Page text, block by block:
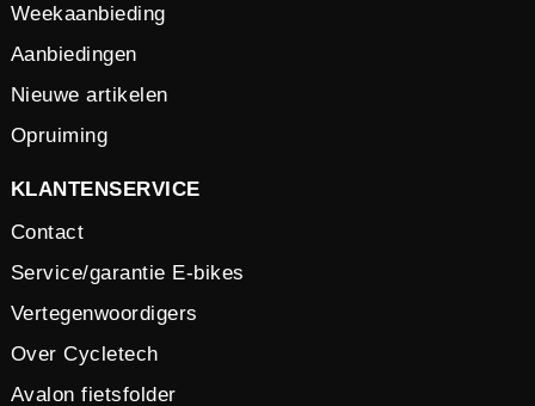
Weekaanbieding
Aanbiedingen
Nieuwe artikelen
Opruiming
KLANTENSERVICE
Contact
Service/garantie E-bikes
Vertegenwoordigers
Over Cycletech
Avalon fietsfolder